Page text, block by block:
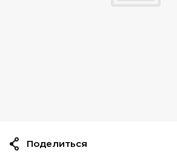
Поделиться